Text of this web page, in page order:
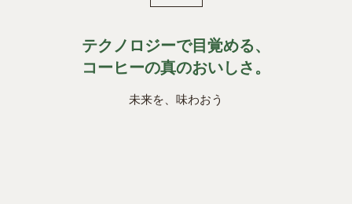
テクノロジーで目覚める、
コーヒーの真のおいしさ。
未来を、味わおう